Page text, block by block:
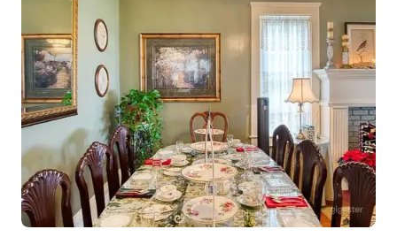
l'espace sauf si quelqu'un passe la nuit. Les tarifs indiqués
sont uni